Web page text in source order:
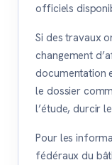
officiels
Si des travaux
changement
documentation
le dossier
l’étude, durcir
Pour les
fédéraux du